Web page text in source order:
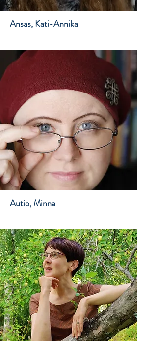
Ansas, Kati-Annika
Autio, Minna